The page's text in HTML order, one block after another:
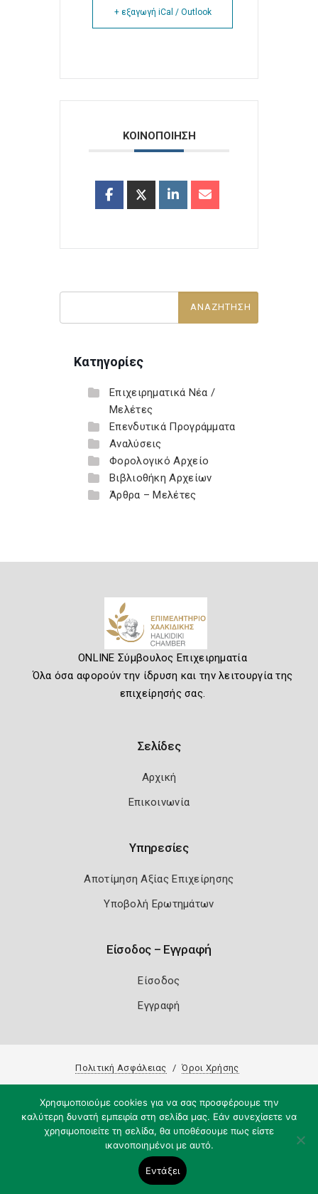
+ εξαγωγή iCal / Outlook
ΚΟΙΝΟΠΟΙΗΣΗ
Κατηγορίες
Επιχειρηματικά Νέα /
Μελέτες
Επενδυτικά Προγράμματα
Αναλύσεις
Φορολογικό Αρχείο
Βιβλιοθήκη Αρχείων
Άρθρα – Μελέτες
ONLINE Σύμβουλος Επιχειρηματία
Όλα όσα αφορούν την ίδρυση και την λειτουργία της
επιχείρησής σας.
Σελίδες
Αρχική
Επικοινωνία
Υπηρεσίες
Αποτίμηση Αξίας Επιχείρησης
Υποβολή Ερωτημάτων
Είσοδος – Εγγραφή
Είσοδος
Εγγραφή
Πολιτική Ασφάλειας Όροι Χρήσης
Χρησιμοποιούμε cookies για να σας προσφέρουμε την
καλύτερη δυνατή εμπειρία στη σελίδα μας. Εάν συνεχίσετε να
χρησιμοποιείτε τη σελίδα, θα υποθέσουμε πως είστε
ικανοποιημένοι με αυτό.
Εντάξει